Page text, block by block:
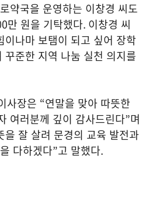
약국을 운영하는 이창경 씨도
만 원을 기탁했다. 이창경 씨
이나마 보탬이 되고 싶어 장학
꾸준한 지역 나눔 실천 의지를
사장은 “연말을 맞아 따뜻한
여러분께 깊이 감사드린다”며
을 잘 살려 문경의 교육 발전과
다하겠다”고 말했다.